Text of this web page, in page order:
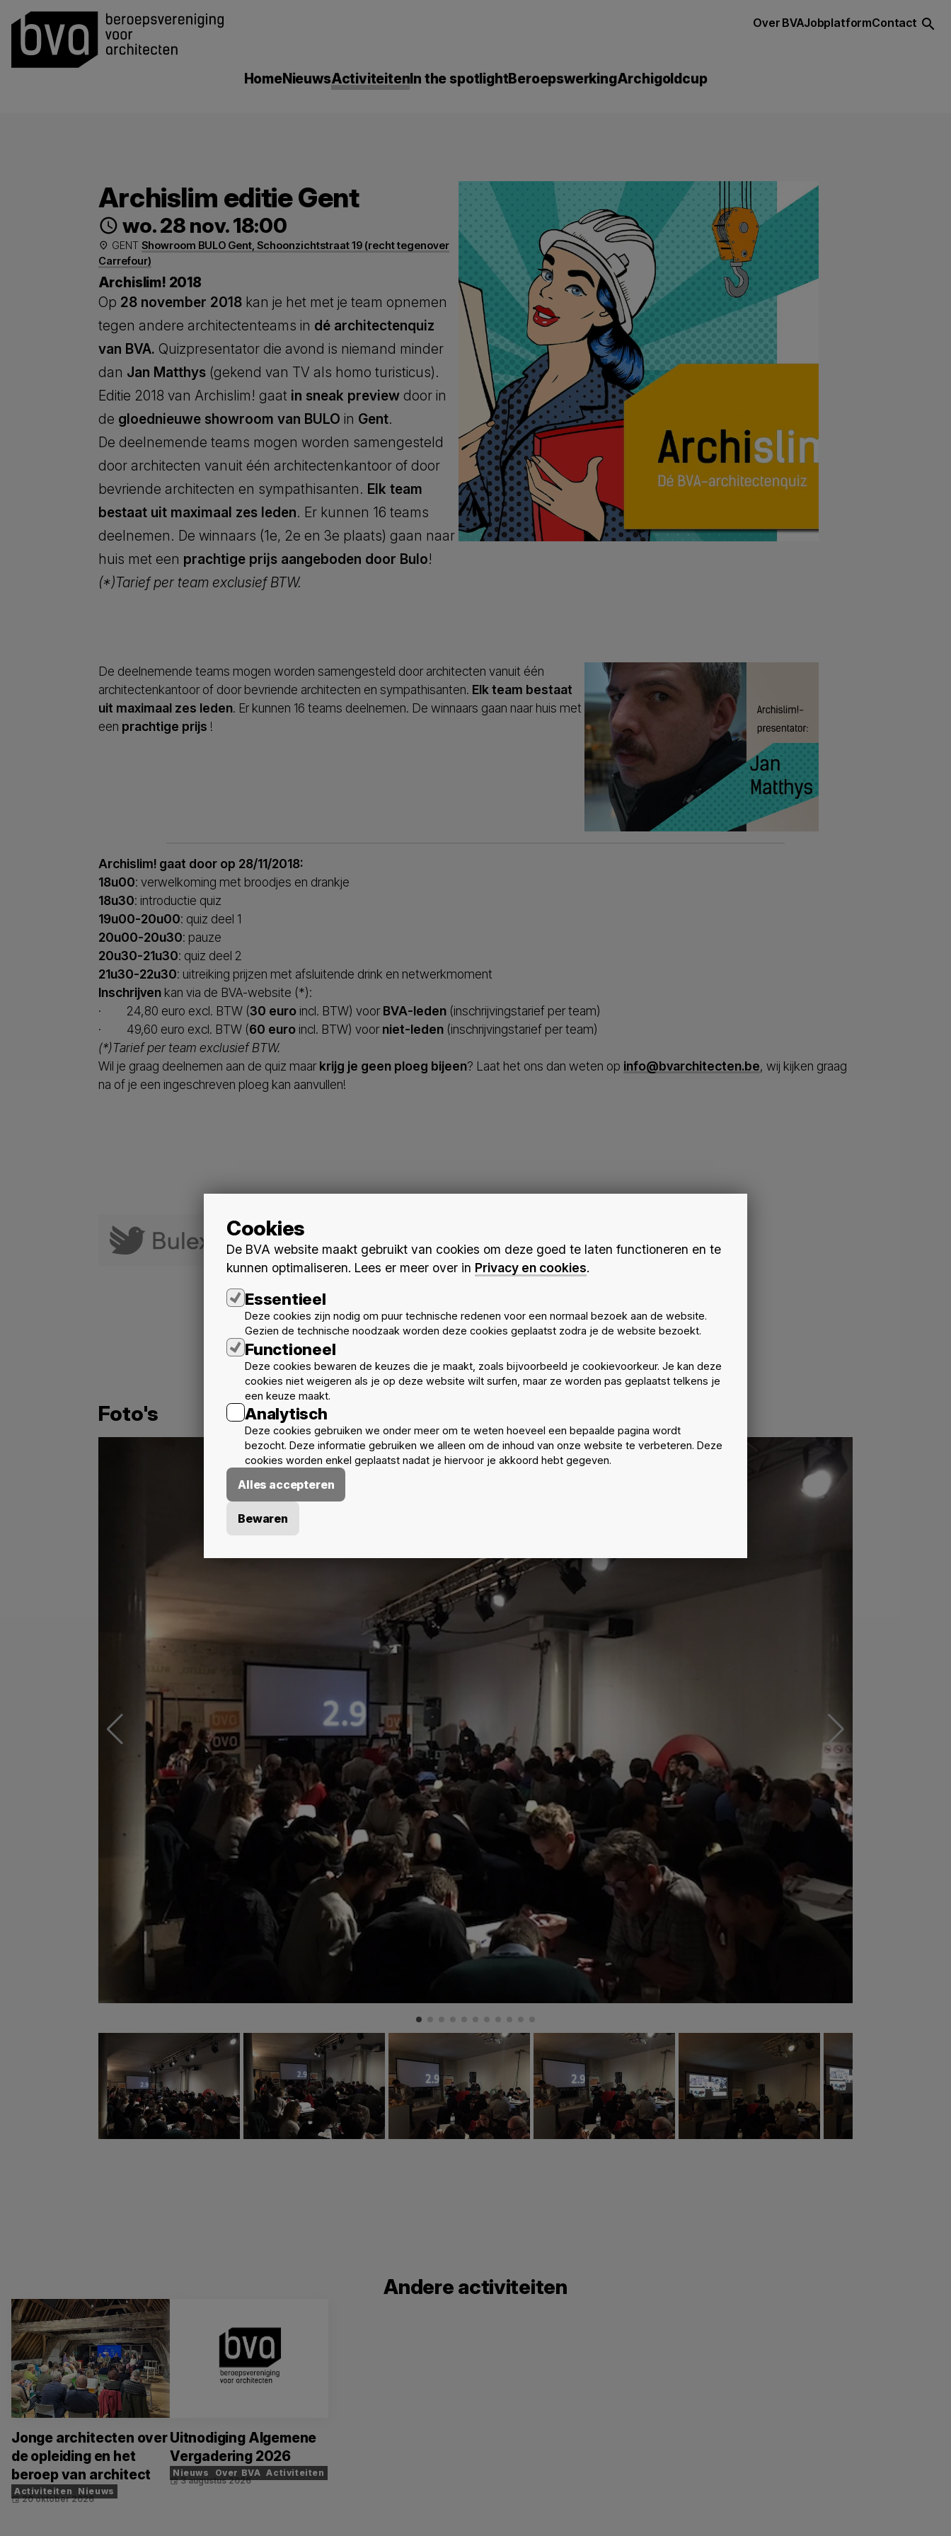
Cookies
De BVA website maakt gebruikt van cookies om deze goed te laten functioneren en te
kunnen optimaliseren. Lees er meer over in Privacy en cookies.
Essentieel
Deze cookies zijn nodig om puur technische redenen voor een normaal bezoek aan de website.
Gezien de technische noodzaak worden deze cookies geplaatst zodra je de website bezoekt.
Functioneel
Deze cookies bewaren de keuzes die je maakt, zoals bijvoorbeeld je cookievoorkeur. Je kan deze
cookies niet weigeren als je op deze website wilt surfen, maar ze worden pas geplaatst telkens je
een keuze maakt.
Analytisch
Deze cookies gebruiken we onder meer om te weten hoeveel een bepaalde pagina wordt
bezocht. Deze informatie gebruiken we alleen om de inhoud van onze website te verbeteren. Deze
cookies worden enkel geplaatst nadat je hiervoor je akkoord hebt gegeven.
Alles accepteren
Bewaren
Over BVAJobplatformContact search
HomeNieuwsActiviteitenIn the spotlightBeroepswerkingArchigoldcup
Archislim editie Gent
schedule wo. 28 nov. 18:00
place GENT Showroom BULO Gent, Schoonzichtstraat 19 (recht tegenover
Carrefour)
Archislim! 2018
Op 28 november 2018kan je het met je team opnemen
tegen andere architectenteams in dé architectenquiz
van BVA. Quizpresentator die avond is niemand minder
dan Jan Matthys(gekend van TV als homo turisticus).
Editie 2018 van Archislim! gaatin sneak previewdoor in
de gloednieuwe showroom van BULO in Gent.
De deelnemende teams mogen worden samengesteld
door architecten vanuit één architectenkantoor of door
bevriende architecten en sympathisanten. Elk team
bestaat uit maximaal zes leden. Er kunnen 16 teams
deelnemen. De winnaars (1e, 2e en 3e plaats) gaan naar
huis met een prachtige prijs aangeboden door Bulo!
(*)Tarief per team exclusief BTW.
De deelnemende teams mogen worden samengesteld door architecten vanuit één
architectenkantoor of door bevriende architecten en sympathisanten. Elk team bestaat
uit maximaal zes leden. Er kunnen 16 teams deelnemen. De winnaars gaan naar huis met
een prachtige prijs !
Archislim! gaat door op 28/11/2018:
18u00: verwelkoming met broodjes en drankje
18u30: introductie quiz
19u00-20u00: quiz deel 1
20u00-20u30: pauze
20u30-21u30: quiz deel 2
21u30-22u30: uitreiking prijzen met afsluitende drink en netwerkmoment
Inschrijvenkan via de BVA-website (*):
· 24,80 euro excl. BTW (30 euroincl. BTW) voorBVA-leden(inschrijvingstarief per team)
· 49,60 euro excl. BTW (60 euroincl. BTW) voorniet-leden (inschrijvingstarief per team)
(*)Tarief per team exclusief BTW.
Wil je graag deelnemen aan de quiz maarkrijg je geen ploeg bijeen? Laat het ons dan weten op info@bvarchitecten.be, wij kijken graag
na of je een ingeschreven ploeg kan aanvullen!
Foto's
Andere activiteiten
Jonge architecten over
de opleiding en het
beroep van architect
Activiteiten Nieuws
event20 oktober 2026
Uitnodiging Algemene
Vergadering 2026
Nieuws Over BVA Activiteiten
event3 augustus 2026